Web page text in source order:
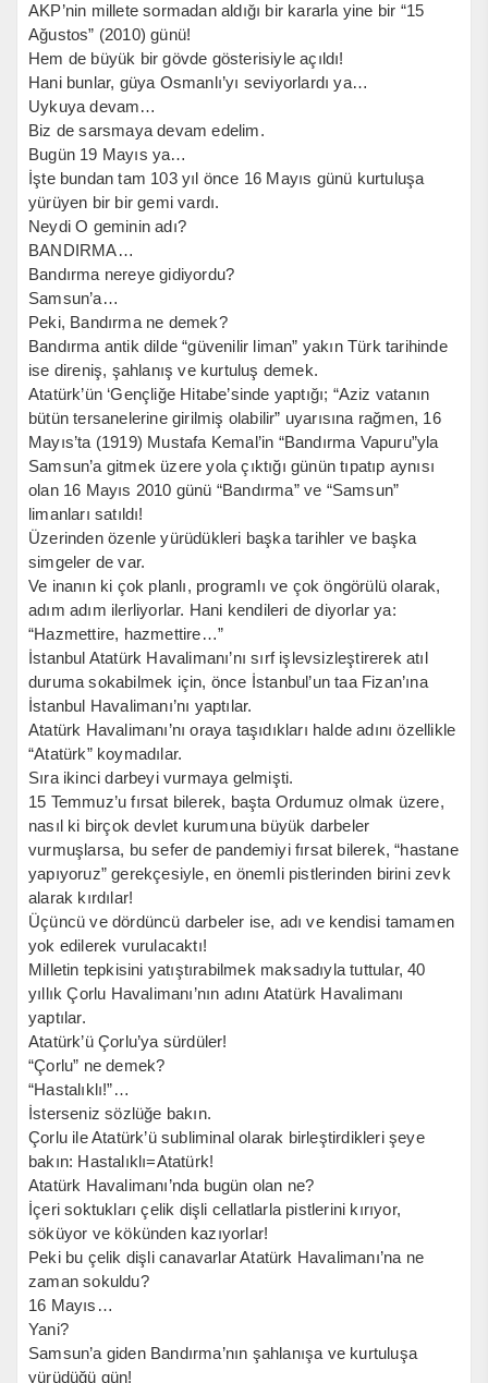
AKP’nin millete sormadan aldığı bir kararla yine bir “15
Ağustos” (2010) günü!
Hem de büyük bir gövde gösterisiyle açıldı!
Hani bunlar, güya Osmanlı’yı seviyorlardı ya…
Uykuya devam…
Biz de sarsmaya devam edelim.
Bugün 19 Mayıs ya…
İşte bundan tam 103 yıl önce 16 Mayıs günü kurtuluşa
yürüyen bir bir gemi vardı.
Neydi O geminin adı?
BANDIRMA…
Bandırma nereye gidiyordu?
Samsun’a…
Peki, Bandırma ne demek?
Bandırma antik dilde “güvenilir liman” yakın Türk tarihinde
ise direniş, şahlanış ve kurtuluş demek.
Atatürk’ün ‘Gençliğe Hitabe’sinde yaptığı; “Aziz vatanın
bütün tersanelerine girilmiş olabilir” uyarısına rağmen, 16
Mayıs’ta (1919) Mustafa Kemal’in “Bandırma Vapuru”yla
Samsun’a gitmek üzere yola çıktığı günün tıpatıp aynısı
olan 16 Mayıs 2010 günü “Bandırma” ve “Samsun”
limanları satıldı!
Üzerinden özenle yürüdükleri başka tarihler ve başka
simgeler de var.
Ve inanın ki çok planlı, programlı ve çok öngörülü olarak,
adım adım ilerliyorlar. Hani kendileri de diyorlar ya:
“Hazmettire, hazmettire…”
İstanbul Atatürk Havalimanı’nı sırf işlevsizleştirerek atıl
duruma sokabilmek için, önce İstanbul’un taa Fizan’ına
İstanbul Havalimanı’nı yaptılar.
Atatürk Havalimanı’nı oraya taşıdıkları halde adını özellikle
“Atatürk” koymadılar.
Sıra ikinci darbeyi vurmaya gelmişti.
15 Temmuz’u fırsat bilerek, başta Ordumuz olmak üzere,
nasıl ki birçok devlet kurumuna büyük darbeler
vurmuşlarsa, bu sefer de pandemiyi fırsat bilerek, “hastane
yapıyoruz” gerekçesiyle, en önemli pistlerinden birini zevk
alarak kırdılar!
Üçüncü ve dördüncü darbeler ise, adı ve kendisi tamamen
yok edilerek vurulacaktı!
Milletin tepkisini yatıştırabilmek maksadıyla tuttular, 40
yıllık Çorlu Havalimanı’nın adını Atatürk Havalimanı
yaptılar.
Atatürk’ü Çorlu’ya sürdüler!
“Çorlu” ne demek?
“Hastalıklı!”…
İsterseniz sözlüğe bakın.
Çorlu ile Atatürk’ü subliminal olarak birleştirdikleri şeye
bakın: Hastalıklı=Atatürk!
Atatürk Havalimanı’nda bugün olan ne?
İçeri soktukları çelik dişli cellatlarla pistlerini kırıyor,
söküyor ve kökünden kazıyorlar!
Peki bu çelik dişli canavarlar Atatürk Havalimanı’na ne
zaman sokuldu?
16 Mayıs…
Yani?
Samsun’a giden Bandırma’nın şahlanışa ve kurtuluşa
yürüdüğü gün!